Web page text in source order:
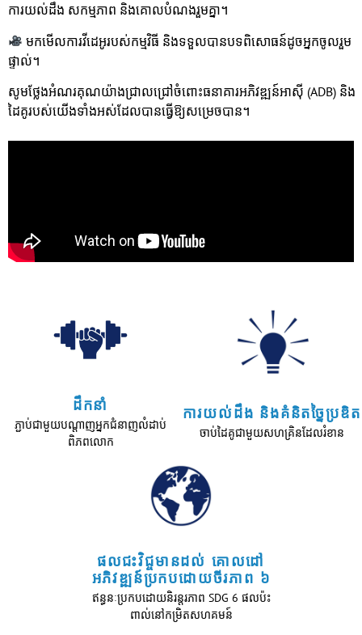
ការយល់ដឹង សកម្មភាព និងគោលបំណងរួមគ្នា។
មកមើលការវីដេអូរបស់កម្មវិធី និងទទួលបានបទពិសោធន៍ដូចអ្នកចូលរួម
ផ្ទាល់។
សូមថ្លែងអំណរគុណយ៉ាងជ្រាលជ្រៅចំពោះធនាគារអភិវឌ្ឍន៍អាស៊ី (ADB) និង
ដៃគូរបស់យើងទាំងអស់ដែលបានធ្វើឱ្យសម្រេចបាន។
ដឹកនាំ
ភ្ជាប់ជាមួយបណ្តាញអ្នកជំនាញលំដាប់
ពិភពលោក
ការយល់ដឹង និងគំនិតច្នៃប្រឌិត
ចាប់ដៃគូជាមួយសហគ្រិនដែលរំខាន
ផលជះវិជ្ចមានដល់ គោលដៅ
អភិវឌ្ឍន៍ប្រកបដោយចីរភាព ៦
ឥន្ធនៈប្រកបដោយនិរន្តរភាព SDG 6 ផលប៉ះ
ពាល់នៅកម្រិតសហគមន៍